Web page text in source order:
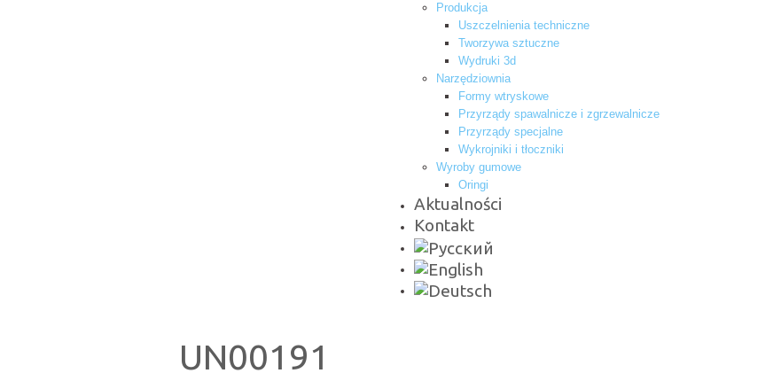
Produkcja
Uszczelnienia techniczne
Tworzywa sztuczne
Wydruki 3d
Narzędziownia
Formy wtryskowe
Przyrządy spawalnicze i zgrzewalnicze
Przyrządy specjalne
Wykrojniki i tłoczniki
Wyroby gumowe
Oringi
Aktualności
Kontakt
UN00191